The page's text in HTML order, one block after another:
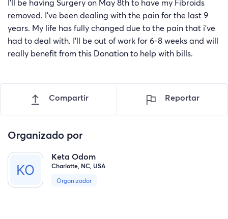
I’ll be having Surgery on May 8th to have my Fibroids
removed. I’ve been dealing with the pain for the last 9
years. My life has fully changed due to the pain that i’ve
had to deal with. I’ll be out of work for 6-8 weeks and will
really benefit from this Donation to help with bills.
Compartir Reportar
Organizado por
Keta Odom
Charlotte, NC, USA
Organizador